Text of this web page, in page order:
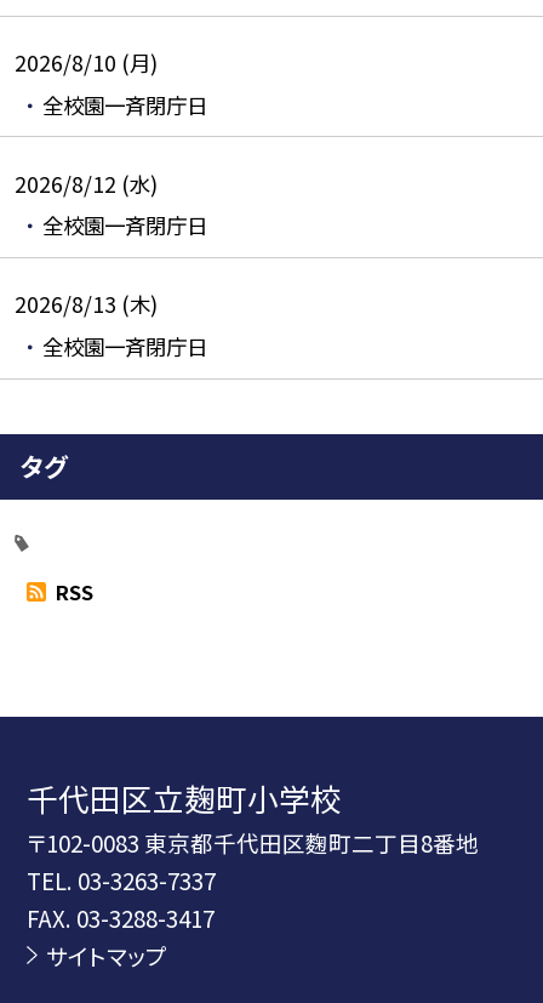
2026/8/10 (月)
全校園一斉閉庁日
2026/8/12 (水)
全校園一斉閉庁日
2026/8/13 (木)
全校園一斉閉庁日
タグ
RSS
千代田区立麹町小学校
〒102-0083 東京都千代田区麴町二丁目8番地
TEL. 03-3263-7337
FAX. 03-3288-3417
サイトマップ